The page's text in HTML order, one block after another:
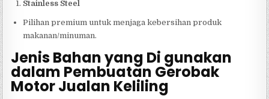
Stainless Steel
Pilihan premium untuk menjaga kebersihan produk
makanan/minuman.
Jenis Bahan yang Di gunakan
dalam Pembuatan Gerobak
Motor Jualan Keliling